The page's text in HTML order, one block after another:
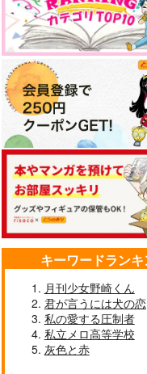
キーワードラン
月刊少女野崎くん
君が言うには犬の恋
私の愛する圧制者
私立メロ高等学校
灰色と赤